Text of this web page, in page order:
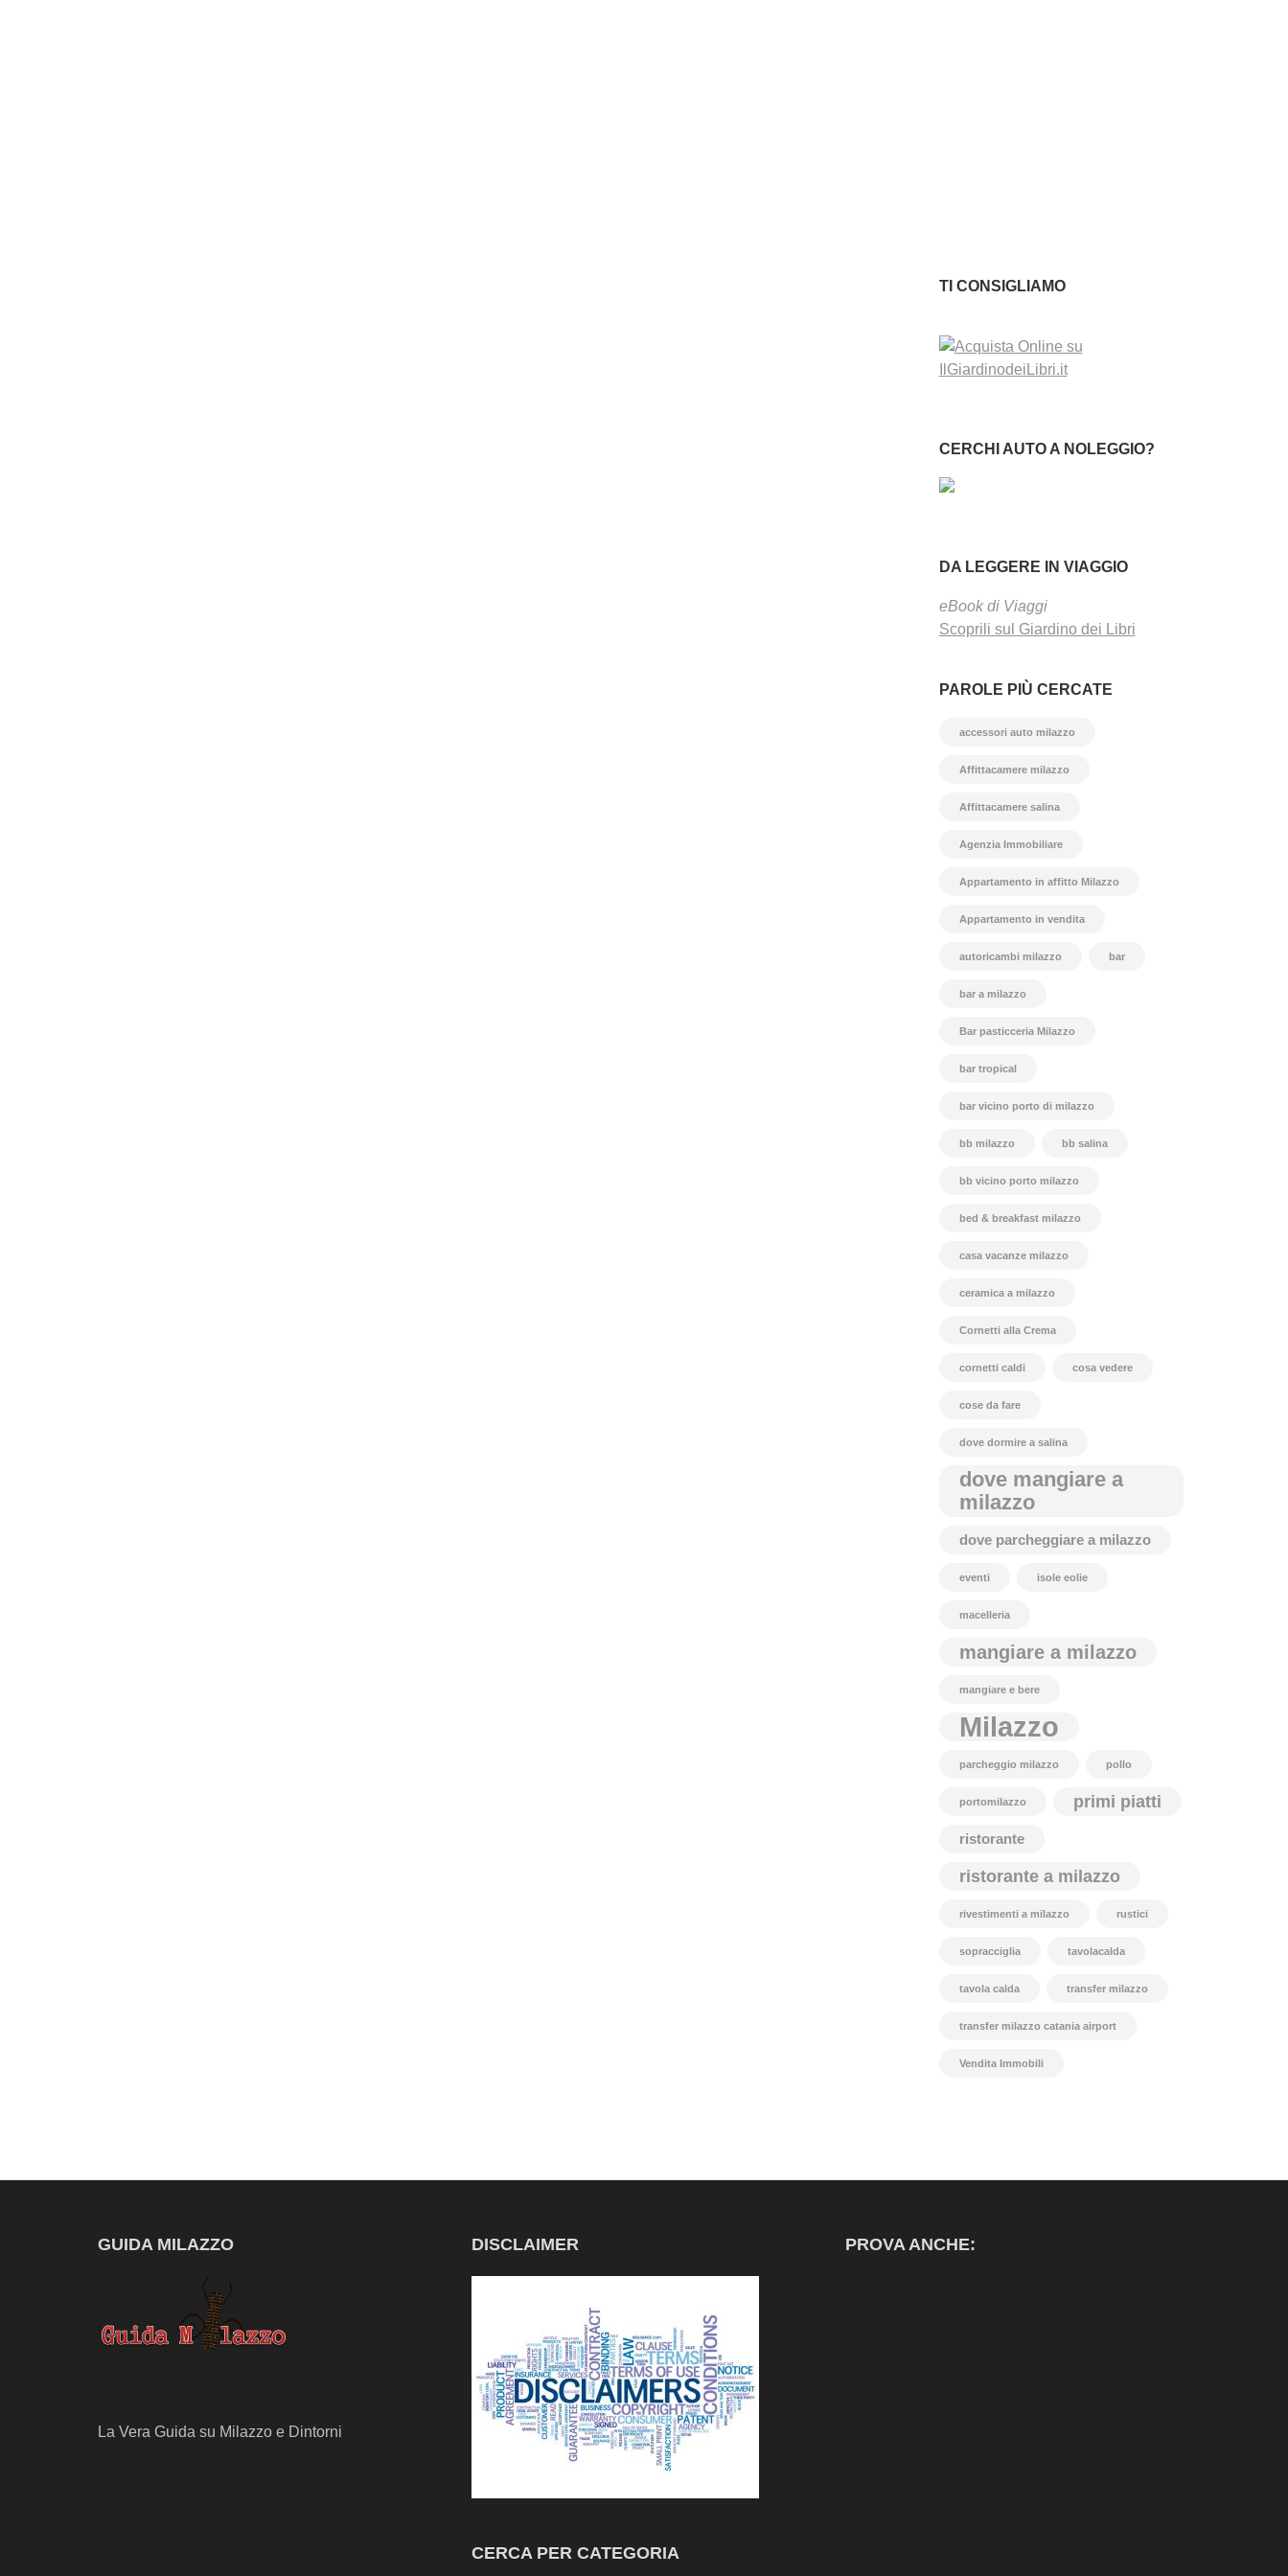
TI CONSIGLIAMO
CERCHI AUTO A NOLEGGIO?
DA LEGGERE IN VIAGGIO
eBook di Viaggi
Scoprili sul Giardino dei Libri
PAROLE PIÙ CERCATE
accessori auto milazzo
Affittacamere milazzo
Affittacamere salina
Agenzia Immobiliare
Appartamento in affitto Milazzo
Appartamento in vendita
autoricambi milazzo bar
bar a milazzo
Bar pasticceria Milazzo
bar tropical
bar vicino porto di milazzo
bb milazzo bb salina
bb vicino porto milazzo
bed & breakfast milazzo
casa vacanze milazzo
ceramica a milazzo
Cornetti alla Crema
cornetti caldi cosa vedere
cose da fare
dove dormire a salina
dove mangiare a
milazzo
dove parcheggiare a milazzo
eventi isole eolie
macelleria
mangiare a milazzo
mangiare e bere
Milazzo
parcheggio milazzo pollo
portomilazzo primi piatti
ristorante
ristorante a milazzo
rivestimenti a milazzo rustici
sopracciglia tavolacalda
tavola calda transfer milazzo
transfer milazzo catania airport
Vendita Immobili
GUIDA MILAZZO
La Vera Guida su Milazzo e Dintorni
DISCLAIMER
CERCA PER CATEGORIA
PROVA ANCHE: